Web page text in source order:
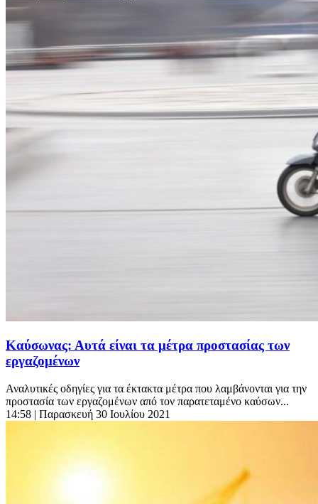
Καύσωνας: Αυτά είναι τα μέτρα προστασίας των
εργαζομένων
Αναλυτικές οδηγίες για τα έκτακτα μέτρα που λαμβάνονται για την
προστασία των εργαζομένων από τον παρατεταμένο καύσων...
14:58 | Παρασκευή 30 Ιουλίου 2021